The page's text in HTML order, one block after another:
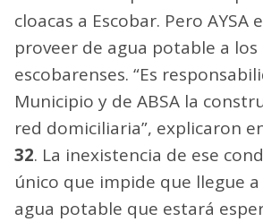
cloacas a Escobar. Pero AYSA
proveer de agua potable a
escobarenses. “Es
Municipio y de ABSA la
red domiciliaria”, explicaron
32. La inexistencia de ese
único que impide que llegue
agua potable que estará